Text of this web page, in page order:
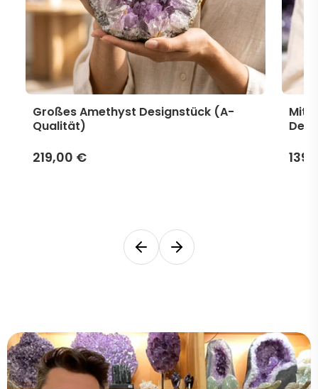
Großes Amethyst Designstück (A-
Qualität)
219,00 €